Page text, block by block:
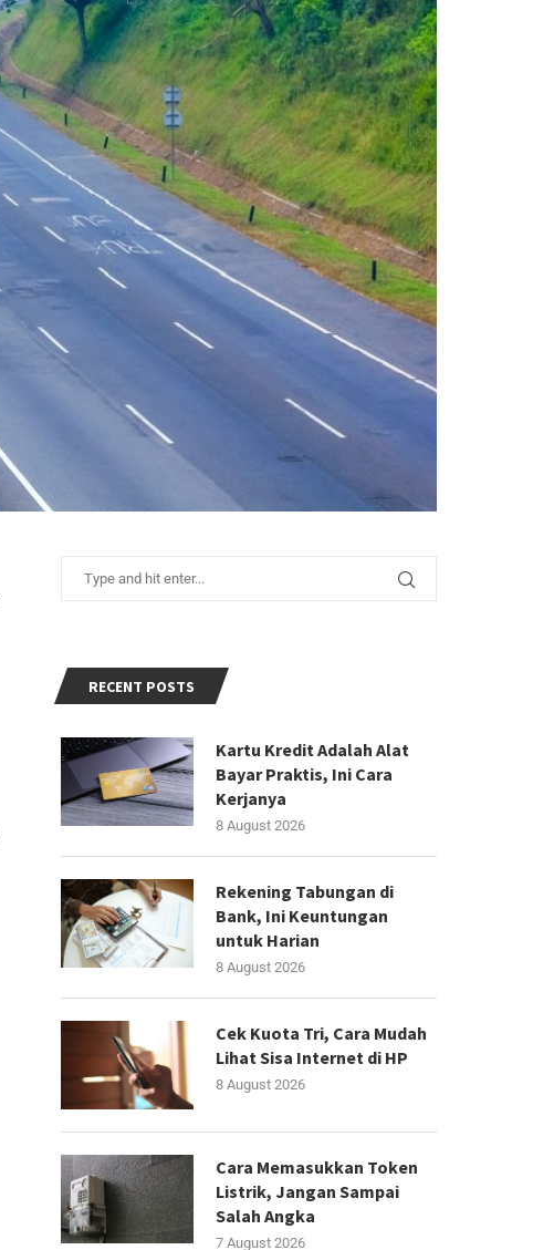
RECENT POSTS
Kartu Kredit Adalah Alat
Bayar Praktis, Ini Cara
Kerjanya
8 August 2026
Rekening Tabungan di
Bank, Ini Keuntungan
untuk Harian
8 August 2026
Cek Kuota Tri, Cara Mudah
Lihat Sisa Internet di HP
8 August 2026
Cara Memasukkan Token
Listrik, Jangan Sampai
Salah Angka
7 August 2026